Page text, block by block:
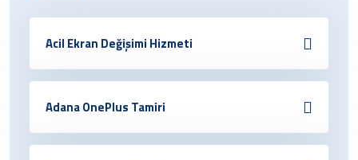
Acil Ekran Değişimi Hizmeti
Adana OnePlus Tamiri